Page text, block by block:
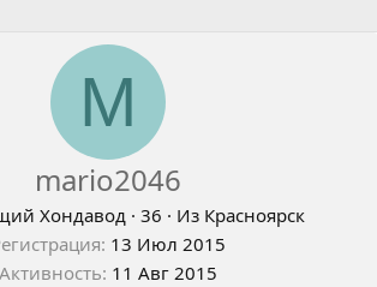
M
mario2046
Хондавод · 36 · Из Красноярск
13 Июл 2015
Активность 11 Авг 2015